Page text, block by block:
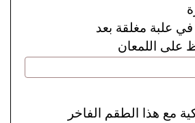
علبة مغلقة بعد
على اللمعان
مع هذا الطقم الفاخر